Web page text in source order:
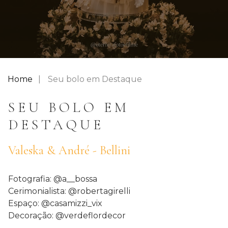
Home Seu bolo em Destaque
SEU BOLO EM
DESTAQUE
Valeska & André - Bellini
Fotografia: @a__bossa
Cerimonialista: @robertagirelli
Espaço: @casamizzi_vix
Decoração: @verdeflordecor